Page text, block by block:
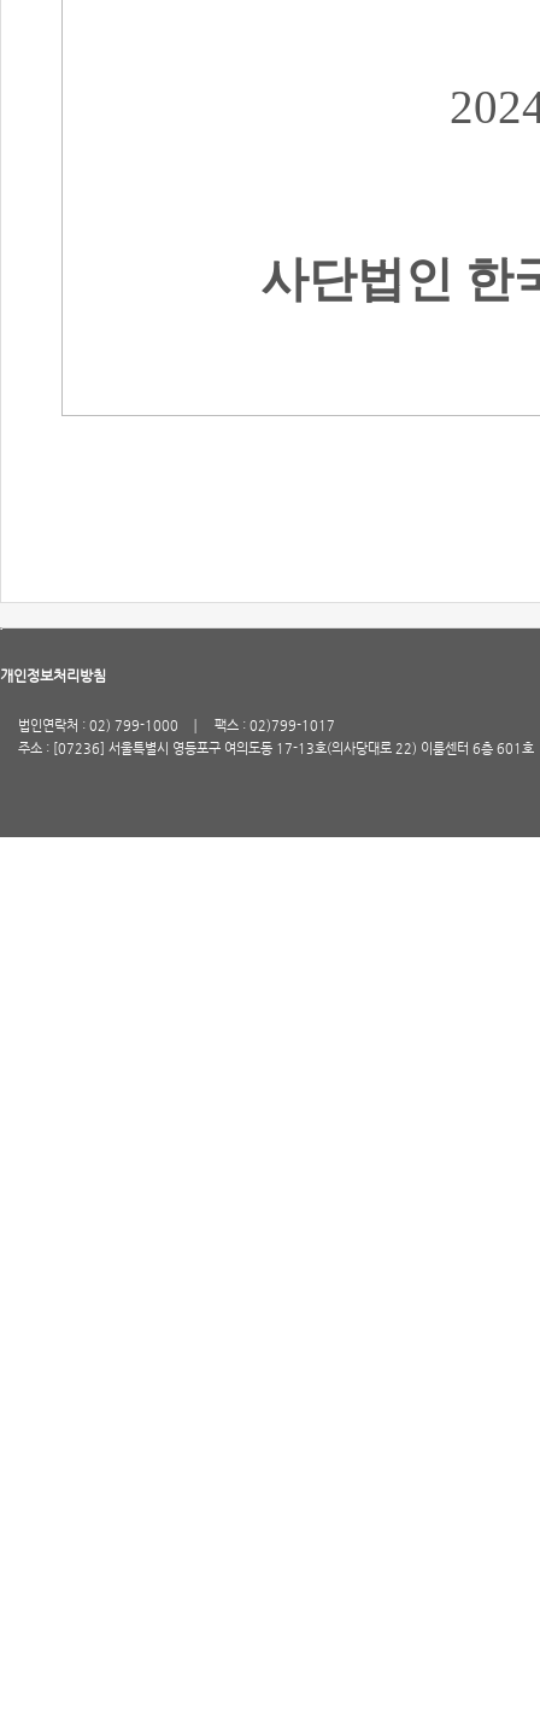
사단법인 한
개인정보처리방침
법인연락처 : 02) 799-1000
팩스 : 02)799-1017
주소 : [07236] 서울특별시 영등포구 여의도동 17-13호(의사당대로 22) 이룸센터 6층 601호